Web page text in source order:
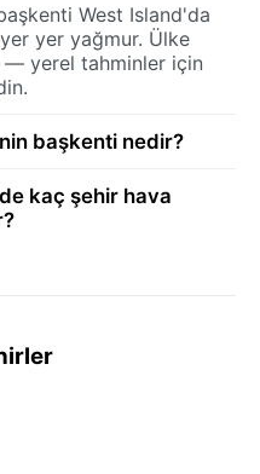
West Island'da
yer yağmur. Ülke
— yerel tahminler için
başkenti nedir?
kaç şehir hava